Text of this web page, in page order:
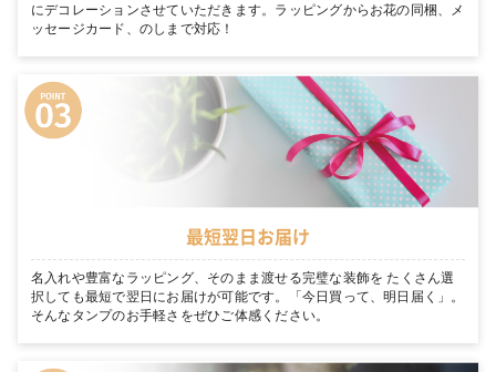
にデコレーションさせていただきます。ラッピングからお花の同梱、メ
ッセージカード、のしまで対応！
最短翌日お届け
名入れや豊富なラッピング、そのまま渡せる完璧な装飾を たくさん選
択しても最短で翌日にお届けが可能です。「今日買って、明日届く」。
そんなタンプのお手軽さをぜひご体感ください。